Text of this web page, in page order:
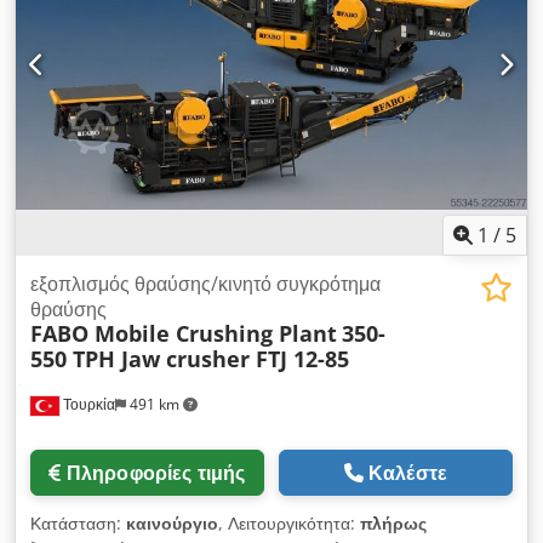
ρινισμάτων, τεκμηρίωση / εγχειρίδιο, η μηχανή είναι σε
λειτουργική κατάσταση. Δεν υπάρχουν προβλήματα.
Cedpfxezq Rz Ds Akaoha
1 / 5
Τουρκία 491 km
εξοπλισμός θραύσης/κινητό συγκρότημα
θραύσης
FABO Mobile Crushing Plant350-
550 TPH Jaw crusher FTJ 12-85
Πληροφορίες τιμής Καλέστε
Κατάσταση: καινούργιο, Λειτουργικότητα: πλήρως